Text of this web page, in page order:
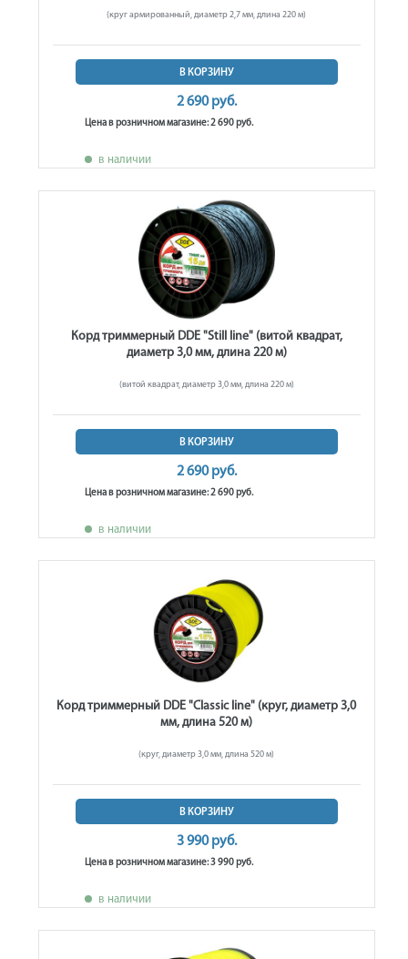
(круг армированный, диаметр 2,7 мм, длина 220 м)
В КОРЗИНУ
2 690 руб.
Цена в розничном магазине: 2 690 руб.
в наличии
Корд триммерный DDE "Still line" (витой квадрат,
диаметр 3,0 мм, длина 220 м)
(витой квадрат, диаметр 3,0 мм, длина 220 м)
В КОРЗИНУ
2 690 руб.
Цена в розничном магазине: 2 690 руб.
в наличии
Корд триммерный DDE "Classic line" (круг, диаметр 3,0
мм, длина 520 м)
(круг, диаметр 3,0 мм, длина 520 м)
В КОРЗИНУ
3 990 руб.
Цена в розничном магазине: 3 990 руб.
в наличии